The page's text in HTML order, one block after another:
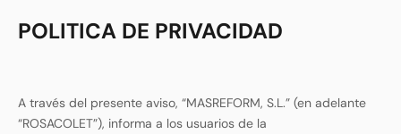
POLITICA DE PRIVACIDAD
A través del presente aviso, “MASREFORM, S.L.” (en adelante
“ROSACOLET”), informa a los usuarios de la